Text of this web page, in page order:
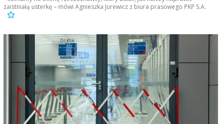
zaistniałą usterkę – mówi Agnieszka Jurewicz z biura prasowego PKP S.A.